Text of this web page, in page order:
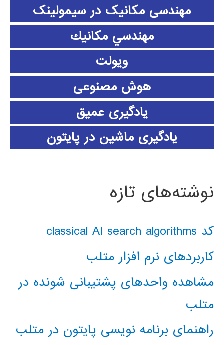
مهندسی مکانیک در سیمولینک
مهندسي مكانيك
ویولت
هوش مصنوعی
یادگیری عمیق
یادگیری ماشین در پایتون
نوشته‌های تازه
کد classical AI search algorithms
کاربردهای نرم افزار متلب
مشاهده واحدهای پشتیبانی شونده در
متلب
راهنمای برنامه نویسی پایتون در متلب